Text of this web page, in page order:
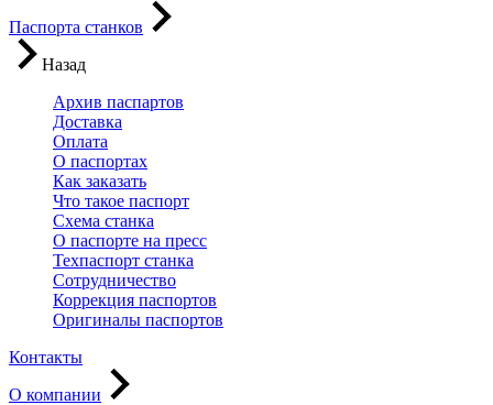
Паспорта станков
Назад
Архив паспартов
Доставка
Оплата
О паспортах
Как заказать
Что такое паспорт
Схема станка
О паспорте на пресс
Техпаспорт станка
Сотрудничество
Коррекция паспортов
Оригиналы паспортов
Контакты
О компании